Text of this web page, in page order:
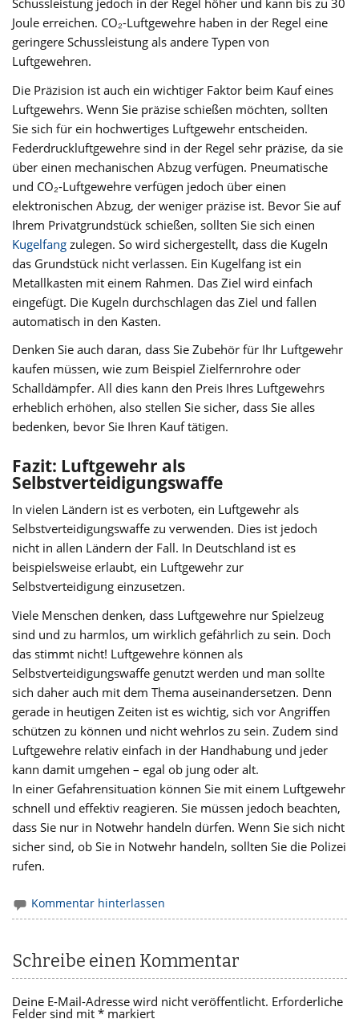
Schussleistung jedoch in der Regel höher und kann bis zu 30
Joule erreichen. CO₂-Luftgewehre haben in der Regel eine
geringere Schussleistung als andere Typen von
Luftgewehren.
Die Präzision ist auch ein wichtiger Faktor beim Kauf eines
Luftgewehrs. Wenn Sie präzise schießen möchten, sollten
Sie sich für ein hochwertiges Luftgewehr entscheiden.
Federdruckluftgewehre sind in der Regel sehr präzise, da sie
über einen mechanischen Abzug verfügen. Pneumatische
und CO₂-Luftgewehre verfügen jedoch über einen
elektronischen Abzug, der weniger präzise ist. Bevor Sie auf
Ihrem Privatgrundstück schießen, sollten Sie sich einen
Kugelfang zulegen. So wird sichergestellt, dass die Kugeln
das Grundstück nicht verlassen. Ein Kugelfang ist ein
Metallkasten mit einem Rahmen. Das Ziel wird einfach
eingefügt. Die Kugeln durchschlagen das Ziel und fallen
automatisch in den Kasten.
Denken Sie auch daran, dass Sie Zubehör für Ihr Luftgewehr
kaufen müssen, wie zum Beispiel Zielfernrohre oder
Schalldämpfer. All dies kann den Preis Ihres Luftgewehrs
erheblich erhöhen, also stellen Sie sicher, dass Sie alles
bedenken, bevor Sie Ihren Kauf tätigen.
Fazit: Luftgewehr als
Selbstverteidigungswaffe
In vielen Ländern ist es verboten, ein Luftgewehr als
Selbstverteidigungswaffe zu verwenden. Dies ist jedoch
nicht in allen Ländern der Fall. In Deutschland ist es
beispielsweise erlaubt, ein Luftgewehr zur
Selbstverteidigung einzusetzen.
Viele Menschen denken, dass Luftgewehre nur Spielzeug
sind und zu harmlos, um wirklich gefährlich zu sein. Doch
das stimmt nicht! Luftgewehre können als
Selbstverteidigungswaffe genutzt werden und man sollte
sich daher auch mit dem Thema auseinandersetzen. Denn
gerade in heutigen Zeiten ist es wichtig, sich vor Angriffen
schützen zu können und nicht wehrlos zu sein. Zudem sind
Luftgewehre relativ einfach in der Handhabung und jeder
kann damit umgehen – egal ob jung oder alt.
In einer Gefahrensituation können Sie mit einem Luftgewehr
schnell und effektiv reagieren. Sie müssen jedoch beachten,
dass Sie nur in Notwehr handeln dürfen. Wenn Sie sich nicht
sicher sind, ob Sie in Notwehr handeln, sollten Sie die Polizei
rufen.
Kommentar hinterlassen
Schreibe einen Kommentar
Deine E-Mail-Adresse wird nicht veröffentlicht. Erforderliche
Felder sind mit* markiert